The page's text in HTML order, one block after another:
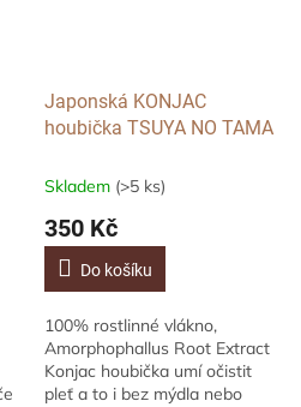
Japonská KONJAC
houbička TSUYA NO TAMA
Skladem (>5 ks)
350 Kč
Do košíku
100% rostlinné vlákno,
Amorphophallus Root Extract
Konjac houbička umí očistit
pleť a to i bez mýdla nebo